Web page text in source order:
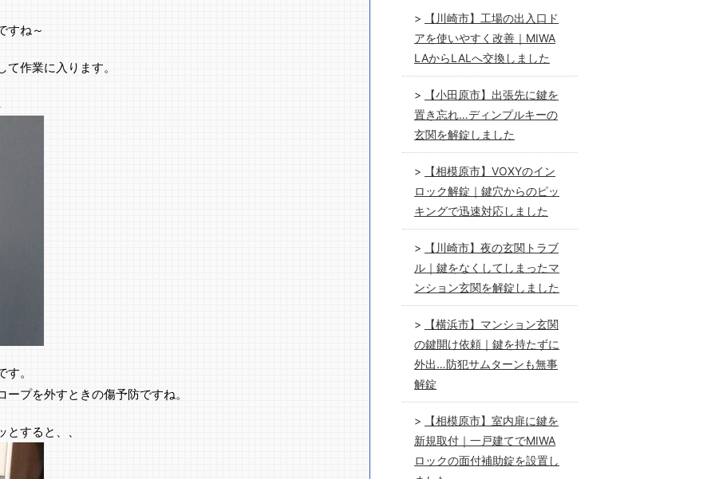
すね～
作業に入ります。
。
プを外すときの傷予防ですね。
すると、、
【川崎市】工場の出入口ド
アを使いやすく改善｜MIWA
LAからLALへ交換しました
【小田原市】出張先に鍵を
置き忘れ…ディンプルキーの
玄関を解錠しました
【相模原市】VOXYのイン
ロック解錠｜鍵穴からのピッ
キングで迅速対応しました
【川崎市】夜の玄関トラブ
ル｜鍵をなくしてしまったマ
ンション玄関を解錠しました
【横浜市】マンション玄関
の鍵開け依頼｜鍵を持たずに
外出…防犯サムターンも無事
解錠
【相模原市】室内扉に鍵を
新規取付｜一戸建てでMIWA
ロックの面付補助錠を設置し